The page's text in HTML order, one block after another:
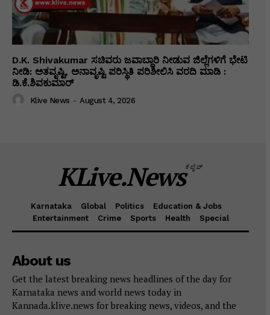
D.K. Shivakumar ಸಚಿವರು ಜವಾಬ್ದಾರಿ ನೀಡುವ ಜಿಲ್ಲೆಗಳಿಗೆ ಭೇಟಿ
ನೀಡಿ: ಅತವೃಷ್ಟಿ, ಅನಾವೃಷ್ಟಿ ಪರಿಸ್ಥಿತಿ ಪರಿಶೀಲಿಸಿ ವರದಿ ಮಾಡಿ :
ಡಿ.ಕೆ.ಶಿವಕುಮಾರ್
Klive News - August 4, 2026
KLive.Newsಕೆಲೈವ್
Karnataka Global Politics
Education & Jobs
Entertainment
Crime Sports Health Special
About us
Get the latest breaking news headlines of the day for
Karnataka news and world news today in
Kannada.klive.news for breaking news, videos, and the